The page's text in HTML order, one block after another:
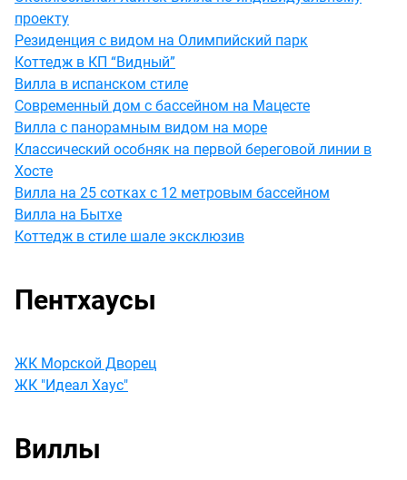
проекту
Резиденция с видом на Олимпийский парк
Коттедж в КП “Видный”
Вилла в испанском стиле
Современный дом с бассейном на Мацесте
Вилла с панорамным видом на море
Классический особняк на первой береговой линии в
Хосте
Вилла на 25 сотках с 12 метровым бассейном
Вилла на Бытхе
Коттедж в стиле шале эксклюзив
Пентхаусы
ЖК Морской Дворец
ЖК "Идеал Хаус"
Виллы